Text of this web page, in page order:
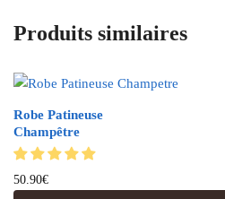
Produits similaires
Robe Patineuse
Champêtre
50.90€